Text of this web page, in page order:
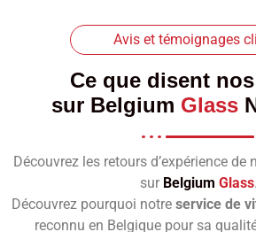
Avis et témoignages
Ce que disent
sur Belgium Glass
Découvrez les retours d’expérience
sur Belgium Glass.
Découvrez pourquoi notre service de
reconnu en Belgique pour sa